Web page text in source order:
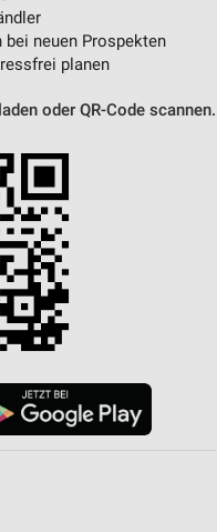
bei neuen Prospekten
planen
oder QR-Code scannen.